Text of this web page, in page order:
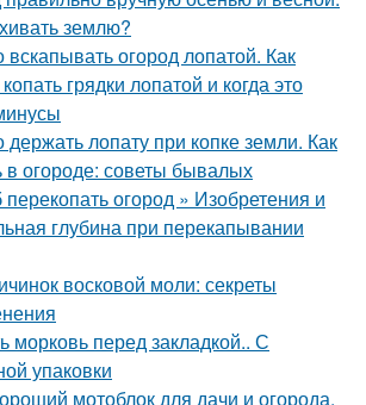
землю?
вскапывать огород лопатой. Как
грядки лопатой и когда это
держать лопату при копке земли. Как
в огороде: советы бывалых
перекопать огород » Изобретения и
глубина при перекапывании
восковой моли: секреты
морковь перед закладкой.. С
упаковки
мотоблок для дачи и огорода.